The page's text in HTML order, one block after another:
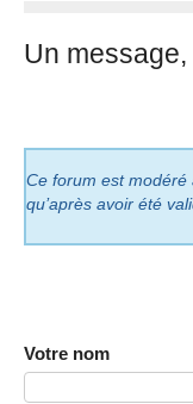
Un
Ce forum est modéré
qu’après avoir été
Votre nom